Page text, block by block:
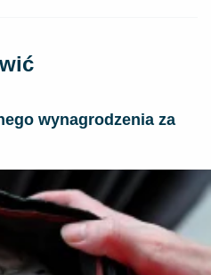
wynagrodzenia za